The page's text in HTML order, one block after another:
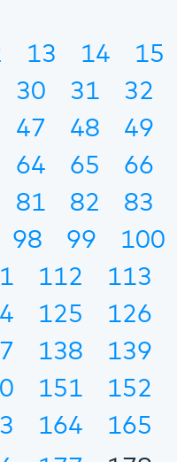
13 14 15
30 31 32
47 48 49
64 65 66
81 82 83
98 99 100
112 113
125 126
138 139
151 152
164 165